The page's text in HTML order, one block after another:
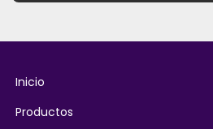
Inicio
Productos